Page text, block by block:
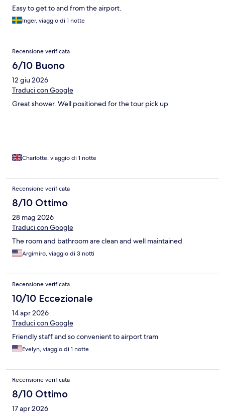
Easy to get to and from the airport.
Inger, viaggio di 1 notte
Recensione verificata
6/10 Buono
12 giu 2026
Traduci con Google
Great shower. Well positioned for the tour pick up
Charlotte, viaggio di 1 notte
Recensione verificata
8/10 Ottimo
28 mag 2026
Traduci con Google
The room and bathroom are clean and well maintained
Argimiro, viaggio di 3 notti
Recensione verificata
10/10 Eccezionale
14 apr 2026
Traduci con Google
Friendly staff and so convenient to airport tram
Evelyn, viaggio di 1 notte
Recensione verificata
8/10 Ottimo
17 apr 2026